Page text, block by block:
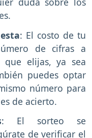
: El costo de tu
de cifras a
elijas, ya sea
puedes optar
número para
de acierto.
: El sorteo se
de verificar el